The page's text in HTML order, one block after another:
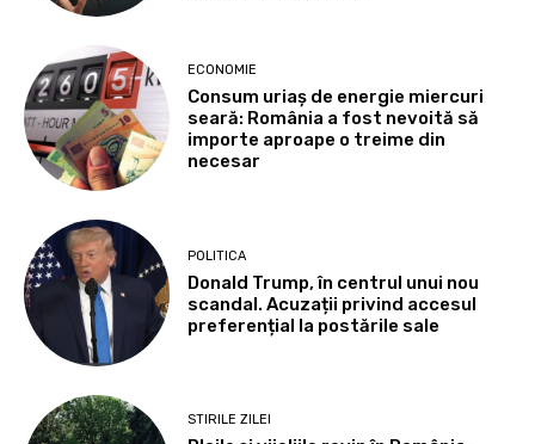
ECONOMIE
Consum uriaș de energie miercuri
seară: România a fost nevoită să
importe aproape o treime din
necesar
POLITICA
Donald Trump, în centrul unui nou
scandal. Acuzații privind accesul
preferențial la postările sale
STIRILE ZILEI